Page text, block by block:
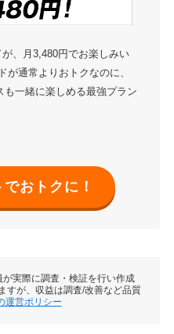
、月3,480円でお楽しみい
が通常よりおトクなのに、
も一緒に楽しめる最強プラン
おトクに！
実際に調査・検証を行い作成
すが、収益は調査/改善など品質
運営ポリシー